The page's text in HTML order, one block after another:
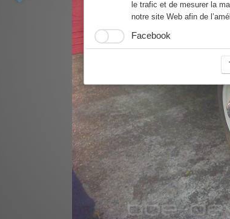
le trafic et de mesurer la
notre site Web afin de
Facebook
Notre site Web vous
Facebook. En l'utilisant,
https://